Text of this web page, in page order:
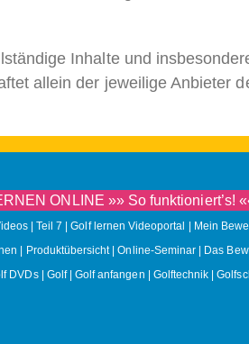
Inhalte und
allein der jeweilige Anbieter
ONLINE »» So funktioniert’s!
| Teil 7 Golf lernen Videoportal | Mein
| Produktübersicht Online-Seminar | Das
DVDs Golf Golf anfangen Golftechnik